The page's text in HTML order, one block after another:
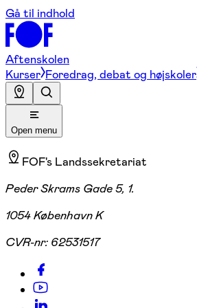
Gå til indhold
Aftenskolen
Kurser Foredrag, debat og højskoler
Open menu
FOF's Landssekretariat
Peder Skrams Gade 5, 1.
1054 København K
CVR-nr: 62531517